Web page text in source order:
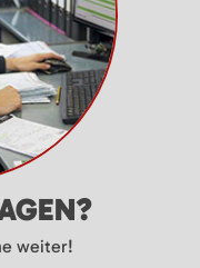
weiter!